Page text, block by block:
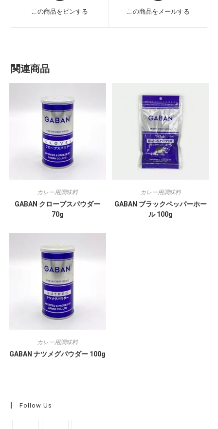
この商品をピンする この商品をメールする
関連商品
カレー用調味料
GABAN クローブスパウダー
70g
カレー用調味料
GABAN ブラックペッパーホー
ル 100g
カレー用調味料
GABAN ナツメグパウダー 100g
Follow Us